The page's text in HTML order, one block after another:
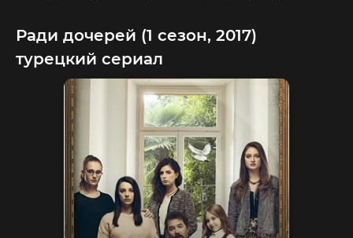
Ради дочерей (1 сезон, 2017)
турецкий сериал